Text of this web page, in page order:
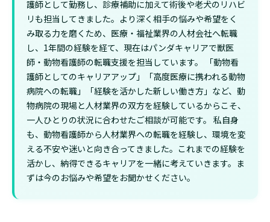
護師として勤務し、診療補助に加えて術後や老犬のリハビ
リも担当してきました。より深く相手の悩みや希望をく
み取る力を磨くため、医療・福祉業界の人材会社へ転職
し、1年間の経験を経て、現在はパンダキャリアで獣医
師・動物看護師の転職支援を担当しています。 「動物看
護師としてのキャリアアップ」「高度医療に携われる動物
病院への転職」「経験を活かした新しい働き方」など、動
物病院の現場と人材業界の双方を経験しているからこそ、
一人ひとりの状況に合わせたご相談が可能です。 私自身
も、動物看護師から人材業界への転職を経験し、環境を変
える不安や迷いと向き合ってきました。これまでの経験を
活かし、納得できるキャリアを一緒に考えていきます。ま
ずは今のお悩みや希望をお聞かせください。